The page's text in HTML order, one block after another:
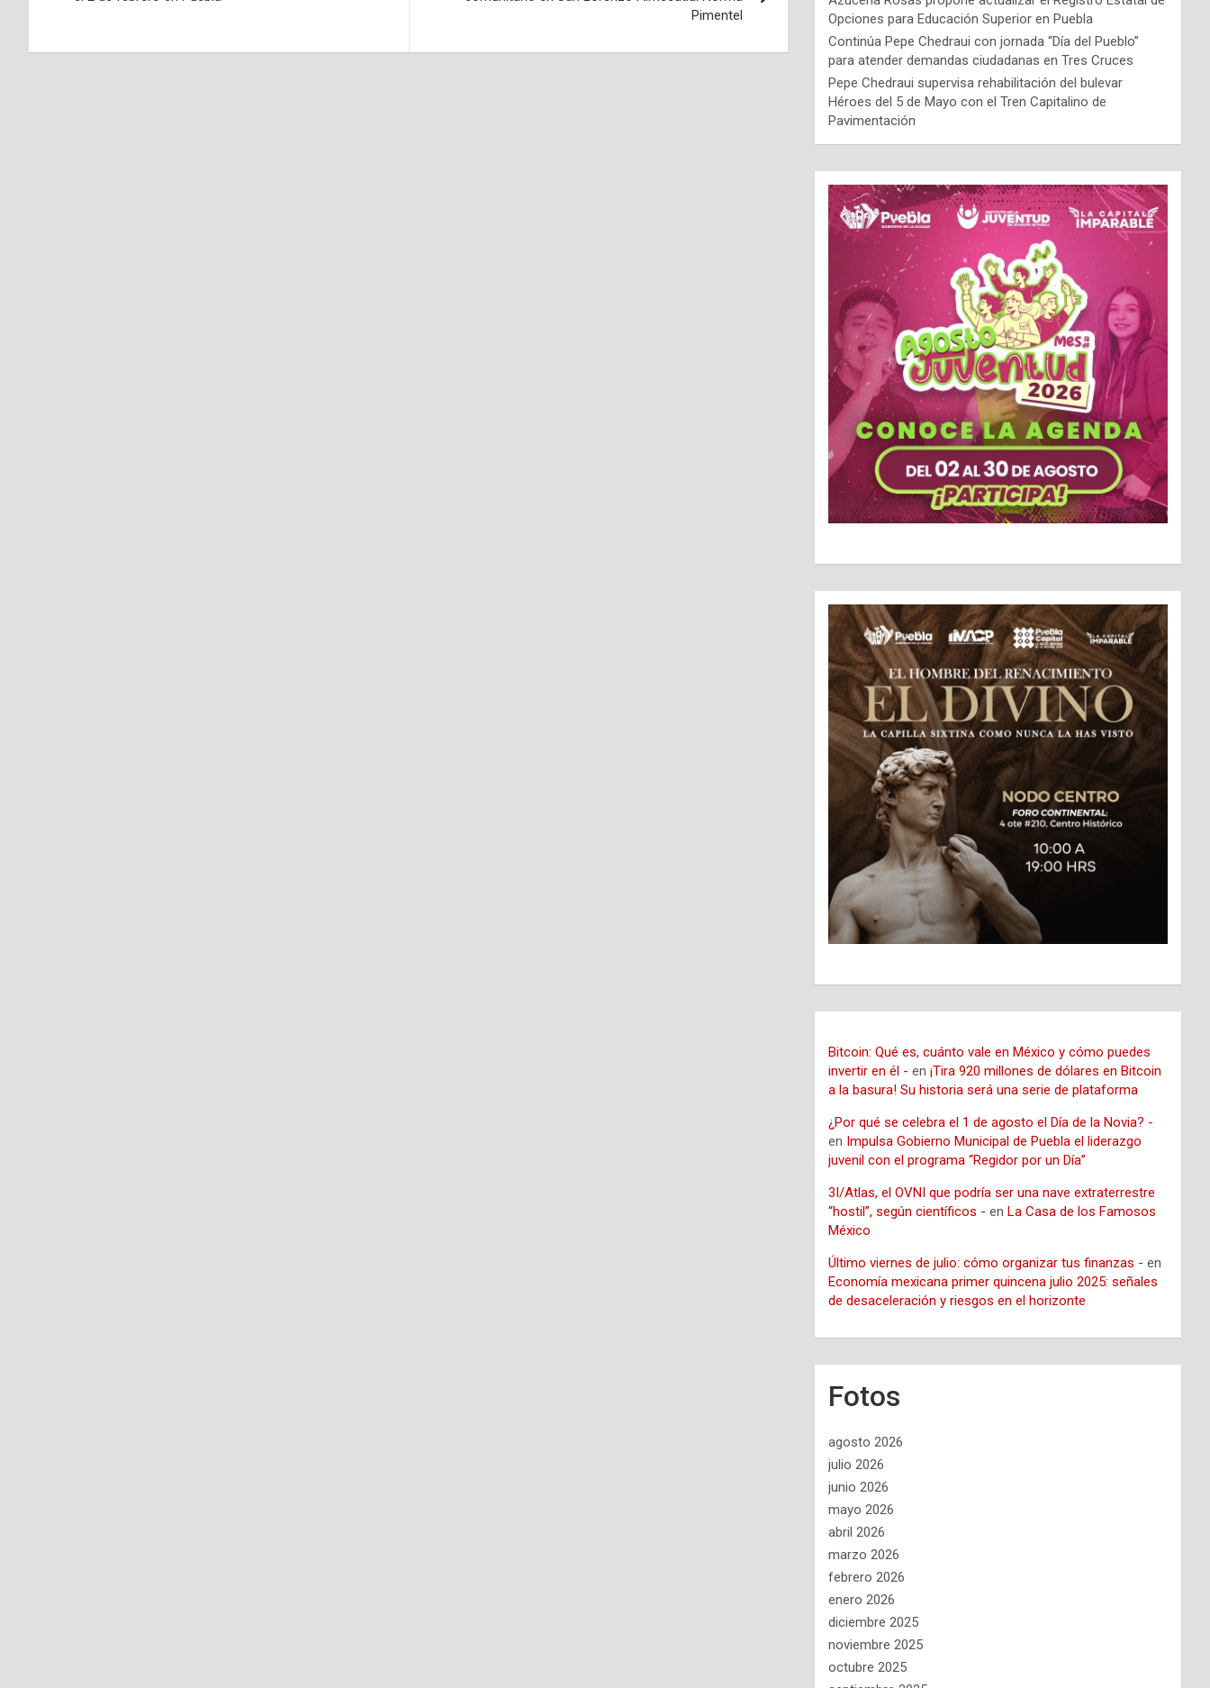
Pimentel
Opciones para Educación Superior en Puebla
Continúa Pepe Chedraui con jornada “Día del Pueblo”
para atender demandas ciudadanas en Tres Cruces
Pepe Chedraui supervisa rehabilitación del bulevar
Héroes del 5 de Mayo con el Tren Capitalino de
Pavimentación
Bitcoin: Qué es, cuánto vale en México y cómo puedes
invertir en él - en¡Tira 920 millones de dólares en Bitcoin
a la basura! Su historia será una serie de plataforma
¿Por qué se celebra el 1 de agosto el Día de la Novia? -
en Impulsa Gobierno Municipal de Puebla el liderazgo
juvenil con el programa “Regidor por un Día”
3I/Atlas, el OVNI que podría ser una nave extraterrestre
“hostil”, según científicos - enLa Casa de los Famosos
México
Último viernes de julio: cómo organizar tus finanzas - en
Economía mexicana primer quincena julio 2025: señales
de desaceleración y riesgos en el horizonte
Fotos
agosto 2026
julio 2026
junio 2026
mayo 2026
abril 2026
marzo 2026
febrero 2026
enero 2026
diciembre 2025
noviembre 2025
octubre 2025